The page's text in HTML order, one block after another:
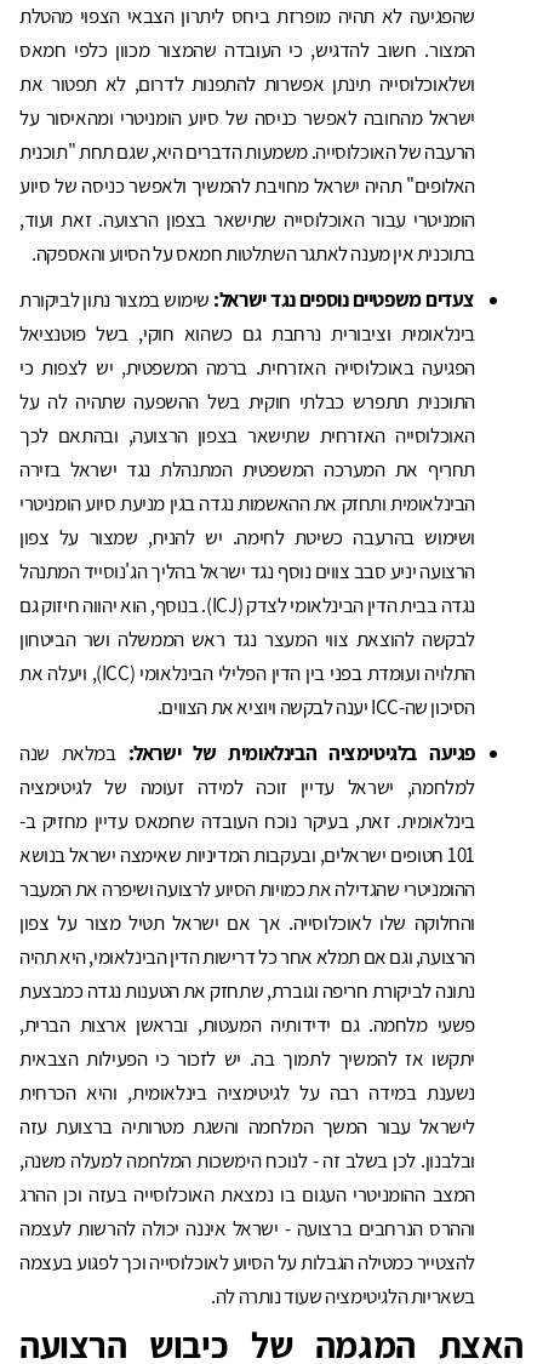
שהפגיעה לא תהיה מופרזת ביחס ליתרון הצבאי הצפוי מהטלת
המצור. חשוב להדגיש, כי העובדה שהמצור מכוון כלפי חמאס
ושלאוכלוסייה תינתן אפשרות להתפנות לדרום, לא תפטור את
ישראל מהחובה לאפשר כניסה של סיוע הומניטרי ומהאיסור על
הרעבה של האוכלוסייה. משמעות הדברים היא, שגם תחת "תוכנית
האלופים" תהיה ישראל מחויבת להמשיך ולאפשר כניסה של סיוע
הומניטרי עבור האוכלוסייה שתישאר בצפון הרצועה. זאת ועוד,
בתוכנית אין מענה לאתגר השתלטות חמאס על הסיוע והאספקה.
צעדים משפטיים נוספים נגד ישראל: שימוש במצור נתון לביקורת
בינלאומית וציבורית נרחבת גם כשהוא חוקי, בשל פוטנציאל
הפגיעה באוכלוסייה האזרחית. ברמה המשפטית, יש לצפות כי
התוכנית תתפרש כבלתי חוקית בשל ההשפעה שתהיה לה על
האוכלוסייה האזרחית שתישאר בצפון הרצועה, ובהתאם לכך
תחריף את המערכה המשפטית המתנהלת נגד ישראל בזירה
הבינלאומית ותחזק את ההאשמות נגדה בגין מניעת סיוע הומניטרי
ושימוש בהרעבה כשיטת לחימה. יש להניח, שמצור על צפון
הרצועה יניע סבב צווים נוסף נגד ישראל בהליך הג'נוסייד המתנהל
נגדה בבית הדין הבינלאומי לצדק (ICJ). בנוסף, הוא יהווה חיזוק גם
לבקשה להוצאת צווי המעצר נגד ראש הממשלה ושר הביטחון
התלויה ועומדת בפני בין הדין הפלילי הבינלאומי (ICC), ויעלה את
הסיכון שה-ICC יענה לבקשה ויוציא את הצווים.
פגיעה בלגיטימציה הבינלאומית של ישראל:במלאת שנה
למלחמה, ישראל עדיין זוכה למידה זעומה של לגיטימציה
בינלאומית. זאת, בעיקר נוכח העובדה שחמאס עדיין מחזיק ב-
101 חטופים ישראלים, ובעקבות המדיניות שאימצה ישראל בנושא
ההומניטרי שהגדילה את כמויות הסיוע לרצועה ושיפרה את המעבר
והחלוקה שלו לאוכלוסייה. אך אם ישראל תטיל מצור על צפון
הרצועה, וגם אם תמלא אחר כל דרישות הדין הבינלאומי, היא תהיה
נתונה לביקורת חריפה וגוברת, שתחזק את הטענות נגדה כמבצעת
פשעי מלחמה. גם ידידותיה המעטות, ובראשן ארצות הברית,
יתקשו אז להמשיך לתמוך בה. יש לזכור כי הפעילות הצבאית
נשענת במידה רבה על לגיטימציה בינלאומית, והיא הכרחית
לישראל עבור המשך המלחמה והשגת מטרותיה ברצועת עזה
ובלבנון. לכן בשלב זה - לנוכח הימשכות המלחמה למעלה משנה,
המצב ההומניטרי העגום בו נמצאת האוכלוסייה בעזה וכן ההרג
וההרס הנרחבים ברצועה - ישראל איננה יכולה להרשות לעצמה
להצטייר כמטילה הגבלות על הסיוע לאוכלוסייה וכך לפגוע בעצמה
בשאריות הלגיטימציה שעוד נותרה לה.
האצת המגמה של כיבוש הרצועה